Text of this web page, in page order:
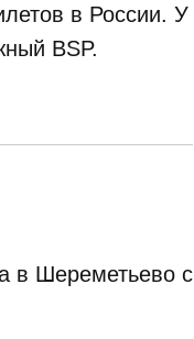
в России. У
BSP.
в Шереметьево с